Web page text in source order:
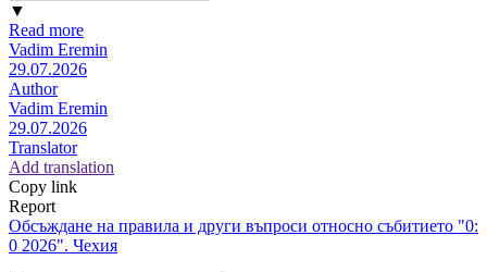
▼
Read more
Vadim Eremin
29.07.2026
Author
Vadim Eremin
29.07.2026
Translator
Add translation
Copy link
Report
Обсъждане на правила и други въпроси относно събитието "0:
0 2026". Чехия